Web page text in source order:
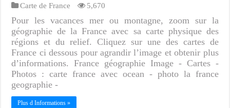
Carte de France 5,670
Pour les vacances mer ou montagne, zoom sur la
géographie de la France avec sa carte physique des
régions et du relief. Cliquez sur une des cartes de
France ci dessous pour agrandir l’image et obtenir plus
d’informations. France géographie Image - Cartes -
Photos : carte france avec ocean - photo la france
geographie -
Plus d Informations »